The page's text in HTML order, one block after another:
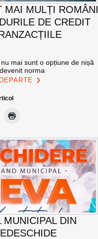
MAI MULȚI ROMÂNI
DE CREDIT
mai sunt o opțiune de nișă
norma
MUNICIPAL DIN